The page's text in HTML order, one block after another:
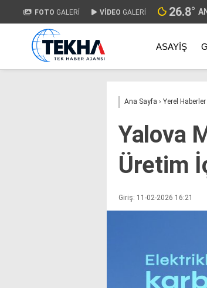
FOTO GALERİ VİDEO GALERİ 26.8°
ASAYIŞ
Ana Sayfa › Yerel Haberler
Yalova
Üretim
Giriş: 11-02-2026 16:21